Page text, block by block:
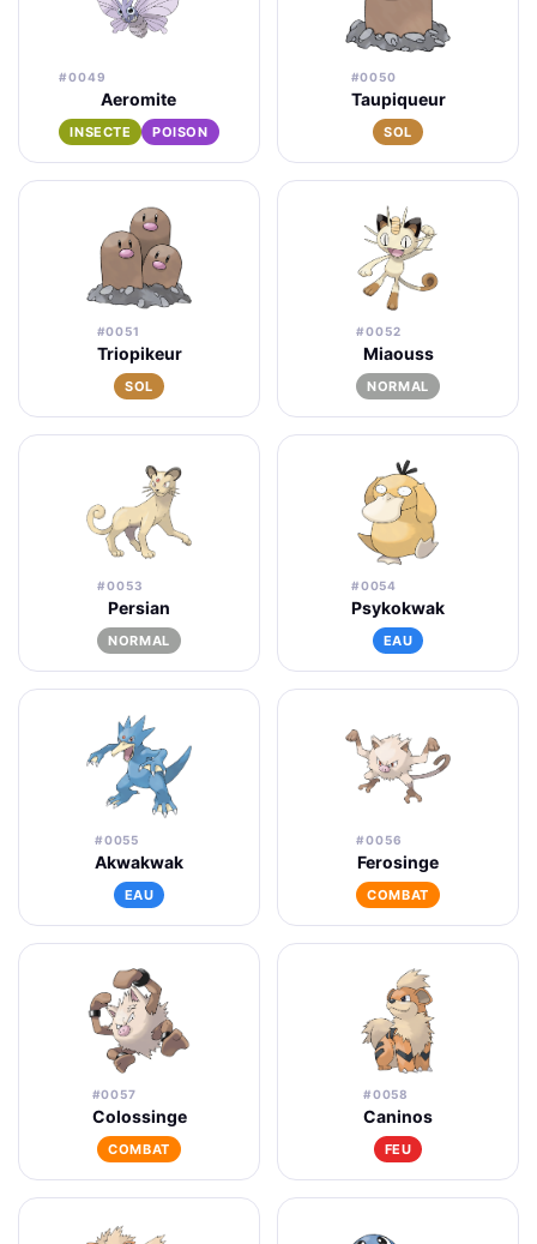
#0049
Aeromite
INSECTE POISON
#0050
Taupiqueur
SOL
#0051
Triopikeur
SOL
#0052
Miaouss
NORMAL
#0053
Persian
NORMAL
#0054
Psykokwak
EAU
#0055
Akwakwak
EAU
#0056
Ferosinge
COMBAT
#0057
Colossinge
COMBAT
#0058
Caninos
FEU